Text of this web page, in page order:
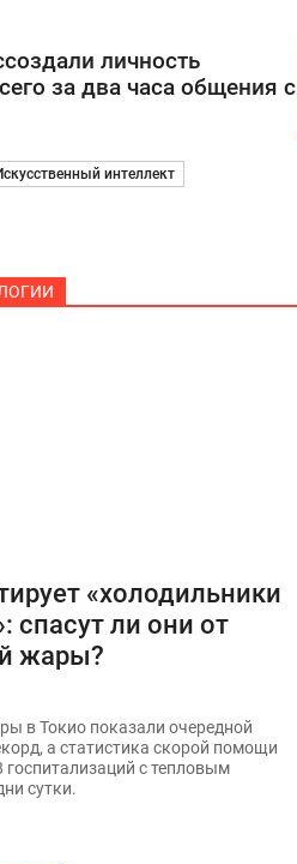
личность
за два часа общения с
интеллект
«холодильники
спасут ли они от
жары?
в Токио показали очередной
а статистика скорой помощи
с тепловым
сутки.